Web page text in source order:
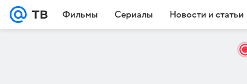
Фильмы Сериалы Новости и статьи